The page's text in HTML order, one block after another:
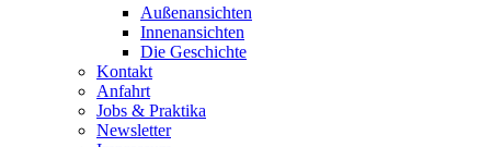
Außenansichten
Innenansichten
Die Geschichte
Kontakt
Anfahrt
Jobs & Praktika
Newsletter